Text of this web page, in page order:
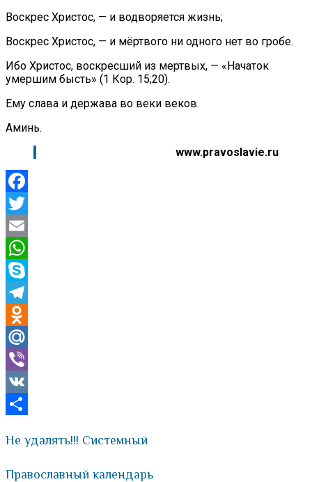
Воскрес Христос, — и водворяется жизнь;
Воскрес Христос, — и мёртвого ни одного нет во гробе.
Ибо Христос, воскресший из мертвых, — «Начаток
умершим бысть» (1 Кор. 15;20).
Ему слава и держава во веки веков.
Аминь.
www.pravoslavie.ru
Facebook
Twitter
Email
WhatsApp
Skype
Telegram
Odnoklassniki
Mail.Ru
Viber
VK
Не удалять!!! Системный
Православный календарь